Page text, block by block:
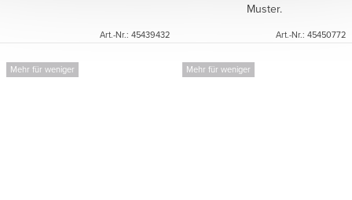
Art.-Nr.: 45439432
Muster.
Art.-Nr.: 45450772
Mehr für weniger Mehr für weniger